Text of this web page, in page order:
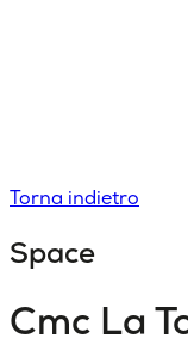
Torna indietro
Space
Cmc La